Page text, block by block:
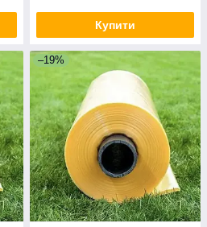
Купити
–19%